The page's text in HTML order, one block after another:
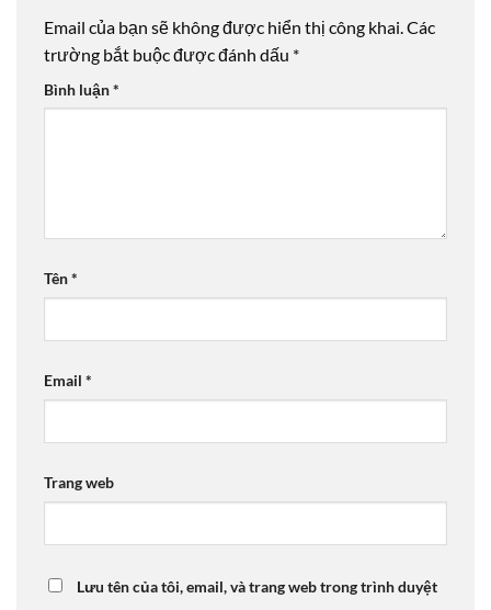
Email của bạn sẽ không được hiển thị công khai. Các
trường bắt buộc được đánh dấu *
Bình luận*
Tên*
Email *
Trang web
Lưu tên của tôi, email, và trang web trong trình duyệt